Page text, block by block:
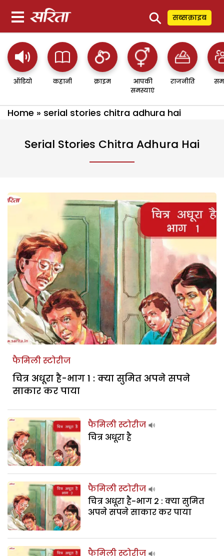
⚲ सब्सक्राइब
ऑडियो कहानी क्राइम
आपकी
समस्याएं
राजनीति
Home » serial stories chitra adhura hai
Serial Stories Chitra Adhura Hai
फैमिली स्टोरीज
चित्र अधूरा है-भाग 1 : क्या सुमित अपने सपने
साकार कर पाया
फैमिली स्टोरीज
चित्र अधूरा है
फैमिली स्टोरीज
चित्र अधूरा है-भाग 2 : क्या सुमित
अपने सपने साकार कर पाया
फैमिली स्टोरीज